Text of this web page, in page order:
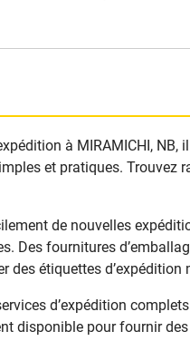
à MIRAMICHI,
et pratiques. Trouvez
de nouvelles
Des fournitures
des étiquettes d’expédition
d’expédition
disponible pour fournir